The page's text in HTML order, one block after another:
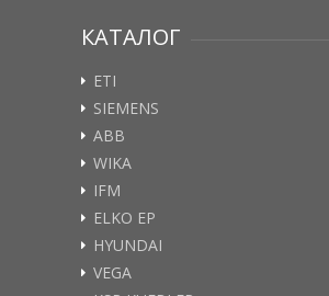
КАТАЛОГ
ETI
SIEMENS
ABB
WIKA
IFM
ELKO EP
HYUNDAI
VEGA